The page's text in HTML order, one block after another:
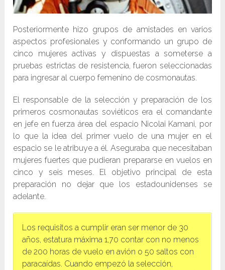
Posteriormente hizo grupos de amistades en varios
aspectos profesionales y conformando un grupo de
cinco mujeres activas y dispuestas a someterse a
pruebas estrictas de resistencia, fueron seleccionadas
para ingresar al cuerpo femenino de cosmonautas.
El responsable de la selección y preparación de los
primeros cosmonautas soviéticos era el comandante
en jefe en fuerza área del espacio Nicolai Kamani, por
lo que la idea del primer vuelo de una mujer en el
espacio se le atribuye a él. Aseguraba que necesitaban
mujeres fuertes que pudieran prepararse en vuelos en
cinco y seis meses. El objetivo principal de esta
preparación no dejar que los estadounidenses se
adelante.
Los requisitos a cumplir eran ser menor de 30
años, estatura máxima 1,70 contar con no menos
de 200 horas de vuelo en avión o 50 saltos con
paracaídas. Cuando empezó la selección,